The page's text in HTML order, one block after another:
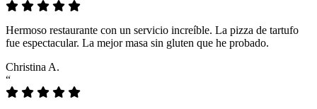
Hermoso restaurante con un servicio increíble. La pizza de tartufo
fue espectacular. La mejor masa sin gluten que he probado.
Christina A.
“